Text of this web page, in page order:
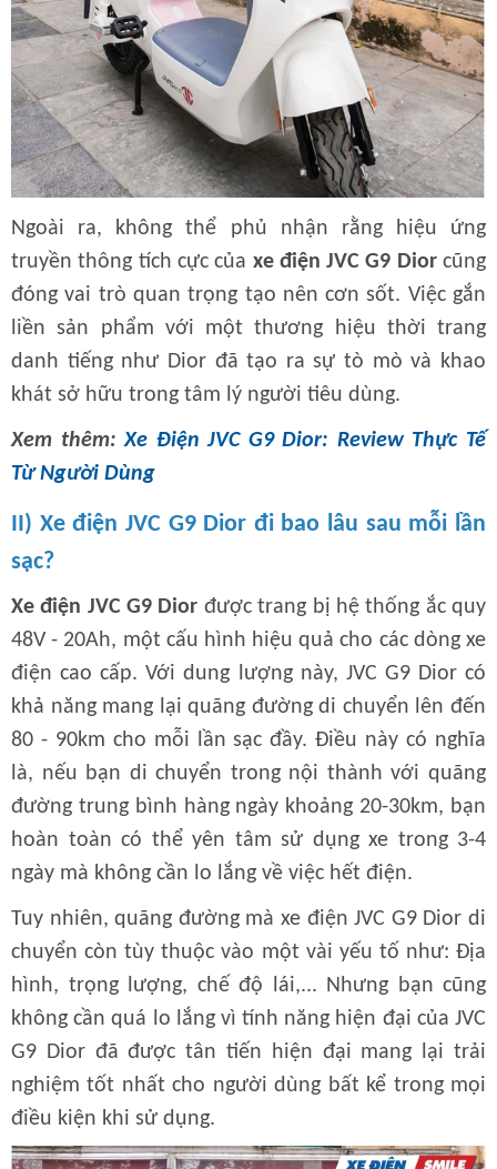
Ngoài ra, không thể phủ nhận rằng hiệu ứng
truyền thông tích cực của xe điện JVC G9 Dior cũng
đóng vai trò quan trọng tạo nên cơn sốt. Việc gắn
liền sản phẩm với một thương hiệu thời trang
danh tiếng như Dior đã tạo ra sự tò mò và khao
khát sở hữu trong tâm lý người tiêu dùng.
Xem thêm: Xe Điện JVC G9 Dior: Review Thực Tế
Từ Người Dùng
II) Xe điện JVC G9 Dior đi bao lâu sau mỗi lần
sạc?
Xe điện JVC G9 Dior được trang bị hệ thống ắc quy
48V - 20Ah, một cấu hình hiệu quả cho các dòng xe
điện cao cấp. Với dung lượng này, JVC G9 Dior có
khả năng mang lại quãng đường di chuyển lên đến
80 - 90km cho mỗi lần sạc đầy. Điều này có nghĩa
là, nếu bạn di chuyển trong nội thành với quãng
đường trung bình hàng ngày khoảng 20-30km, bạn
hoàn toàn có thể yên tâm sử dụng xe trong 3-4
ngày mà không cần lo lắng về việc hết điện.
Tuy nhiên, quãng đường mà xe điện JVC G9 Dior di
chuyển còn tùy thuộc vào một vài yếu tố như: Địa
hình, trọng lượng, chế độ lái,... Nhưng bạn cũng
không cần quá lo lắng vì tính năng hiện đại của JVC
G9 Dior đã được tân tiến hiện đại mang lại trải
nghiệm tốt nhất cho người dùng bất kể trong mọi
điều kiện khi sử dụng.